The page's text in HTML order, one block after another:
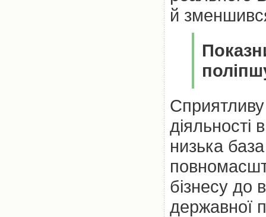
й
Сприятливу
низька
бізнесу до
державної